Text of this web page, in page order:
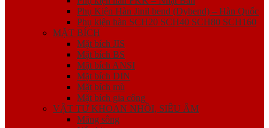
Phụ Kiện Hàn Jinil bend (Dybend) – Hàn Quốc
Phụ kiện hàn SCH20 SCH40 SCH80 SCH160
MẶT BÍCH
Mặt bích JIS
Mặt bích BS
Mặt bích ANSI
Mặt bích DIN
Mặt bích mù
Mặt bích gia công
VẬT TƯ KHOAN NHỒI, SIÊU ÂM
Măng sông